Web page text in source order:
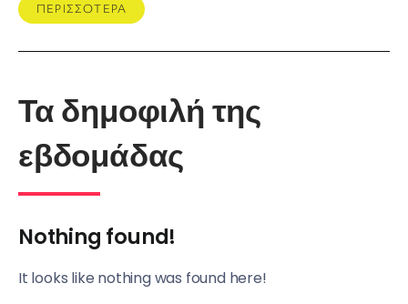
ΠΕΡΙΣΣΟΤΕΡΑ
Τα δημοφιλή της
εβδομάδας
Nothing found!
It looks like nothing was found here!